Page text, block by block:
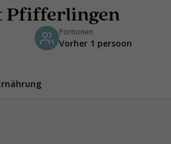
Pfifferlingen
Portionen
Vorher 1 persoon